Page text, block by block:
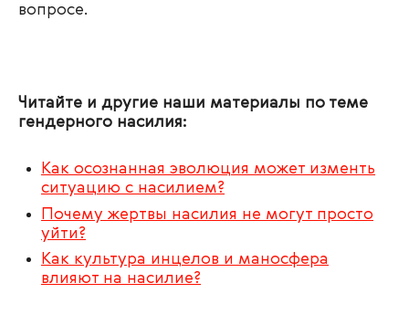
вопросе.
Читайте и другие наши материалы по теме
гендерного насилия:
Как осознанная эволюция может изменть
ситуацию с насилием?
Почему жертвы насилия не могут просто
уйти?
Как культура инцелов и маносфера
влияют на насилие?